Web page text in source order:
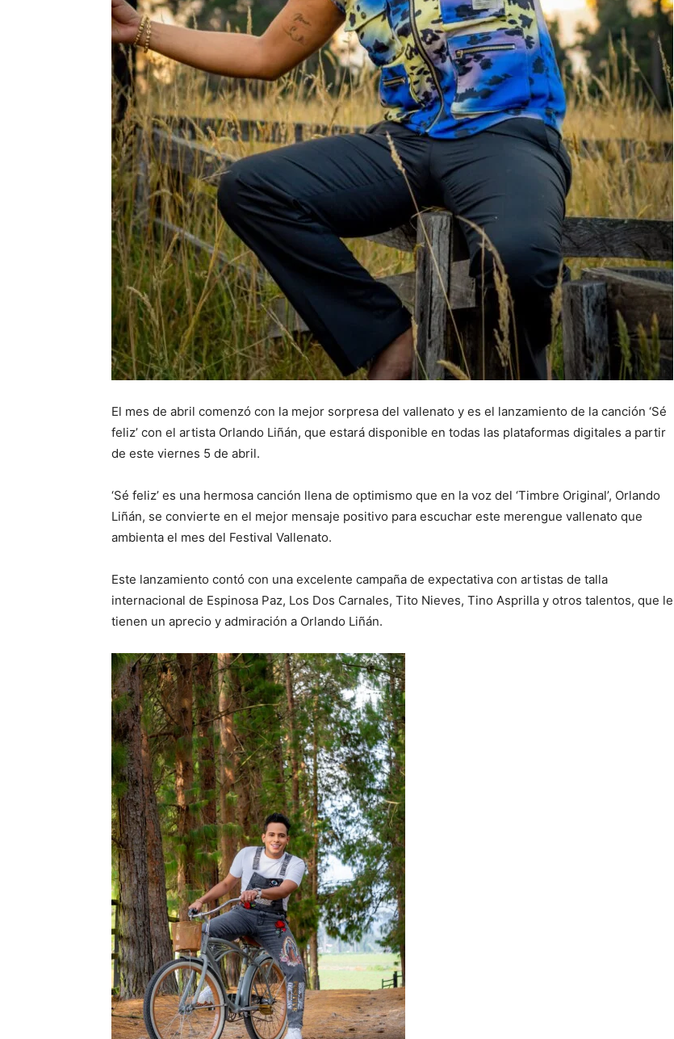
El mes de abril comenzó con la mejor sorpresa del vallenato y es el lanzamiento de la canción ‘Sé
feliz’ con el artista Orlando Liñán, que estará disponible en todas las plataformas digitales a partir
de este viernes 5 de abril.
‘Sé feliz’ es una hermosa canción llena de optimismo que en la voz del ‘Timbre Original’, Orlando
Liñán, se convierte en el mejor mensaje positivo para escuchar este merengue vallenato que
ambienta el mes del Festival Vallenato.
Este lanzamiento contó con una excelente campaña de expectativa con artistas de talla
internacional de Espinosa Paz, Los Dos Carnales, Tito Nieves, Tino Asprilla y otros talentos, que le
tienen un aprecio y admiración a Orlando Liñán.